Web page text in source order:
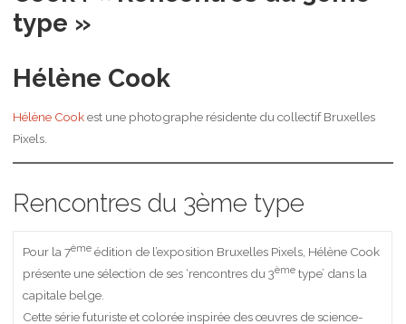
type »
Hélène Cook
Hélène Cookest une photographe résidente du collectif Bruxelles
Pixels.
Rencontres du 3ème type
Pour la 7ème édition de l’exposition Bruxelles Pixels, Hélène Cook
présente une sélection de ses ‘rencontres du 3ème type’ dans la
capitale belge.
Cette série futuriste et colorée inspirée des œuvres de science-